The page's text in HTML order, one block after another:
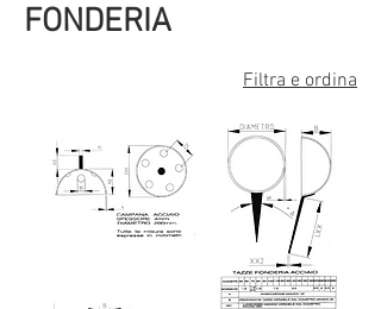
FONDERIA
Filtra e ordina